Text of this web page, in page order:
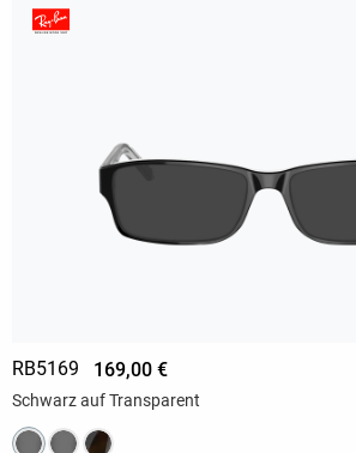
RB5169 169,00 €
Schwarz auf Transparent